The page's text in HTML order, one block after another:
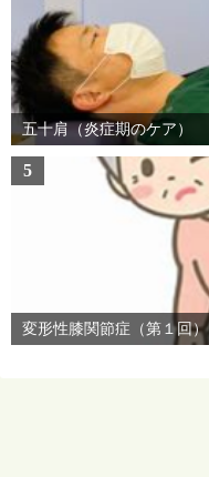
五十肩（炎症期のケア）
5
変形性膝関節症（第１回）